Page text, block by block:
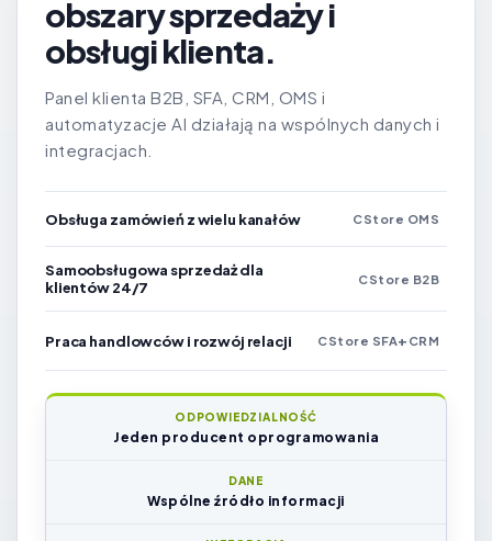
obszary sprzedaży i
obsługi klienta.
Panel klienta B2B, SFA, CRM, OMS i
automatyzacje AI działają na wspólnych danych i
integracjach.
Obsługa zamówień z wielu kanałów CStore OMS
Samoobsługowa sprzedaż dla
klientów 24/7
CStore B2B
Praca handlowców i rozwój relacji CStore SFA+ CRM
ODPOWIEDZIALNOŚĆ
Jeden producent oprogramowania
DANE
Wspólne źródło informacji